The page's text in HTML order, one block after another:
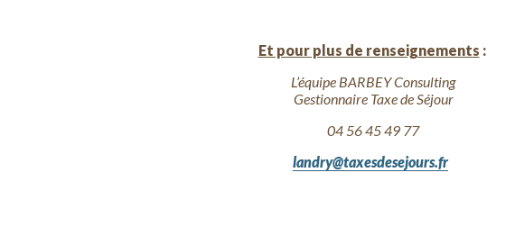
Et pour plus de renseignements :
L’équipe BARBEY Consulting
Gestionnaire Taxe de Séjour
04 56 45 49 77
landry@taxesdesejours.fr